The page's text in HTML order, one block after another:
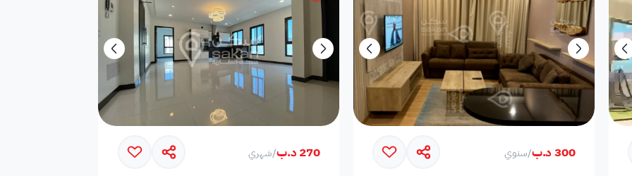
أرض استثمارية فيلا دور فيلا شقة فيلا شقتين محطة بانزين غرفة
فيلا ثنائية معرض / محل مبنى تجاري غير مفروشة
300 د.ب /سنوي 270 د.ب /شهري